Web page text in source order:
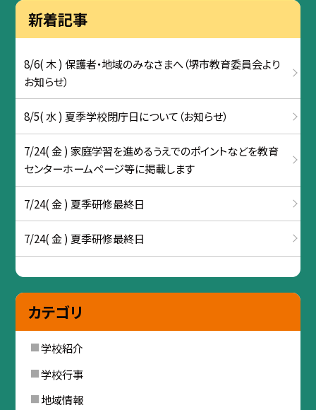
新着記事
8/6( 木 ) 保護者・地域のみなさまへ（堺市教育委員会より
お知らせ）
8/5( 水 ) 夏季学校閉庁日について（お知らせ）
7/24( 金 ) 家庭学習を進めるうえでのポイントなどを教育
センターホームページ等に掲載します
7/24( 金 ) 夏季研修最終日
7/24( 金 ) 夏季研修最終日
カテゴリ
学校紹介
学校行事
地域情報